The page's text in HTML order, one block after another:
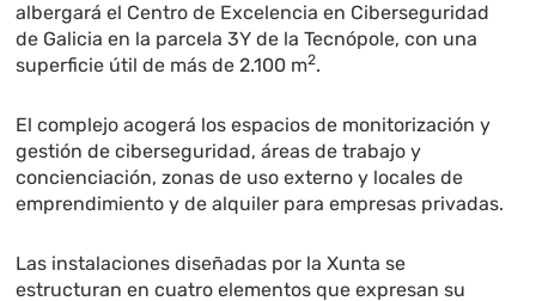
albergará el Centro de Excelencia en Ciberseguridad
de Galicia en la parcela 3Y de la Tecnópole, con una
superficie útil de más de 2.100 m2.
El complejo acogerá los espacios de monitorización y
gestión de ciberseguridad, áreas de trabajo y
concienciación, zonas de uso externo y locales de
emprendimiento y de alquiler para empresas privadas.
Las instalaciones diseñadas por la Xunta se
estructuran en cuatro elementos que expresan su